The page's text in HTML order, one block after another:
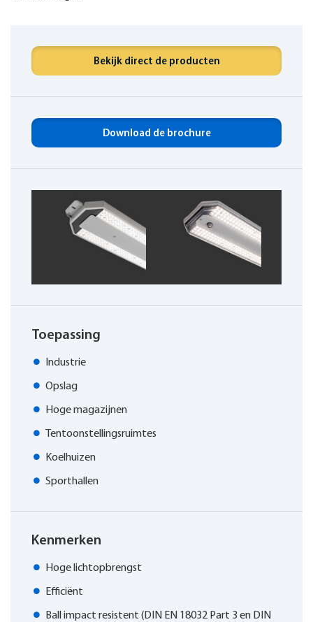
Bekijk direct de producten
Download de brochure
Toepassing
Industrie
Opslag
Hoge magazijnen
Tentoonstellingsruimtes
Koelhuizen
Sporthallen
Kenmerken
Hoge lichtopbrengst
Efficiënt
Ball impact resistent (DIN EN 18032 Part 3 en DIN